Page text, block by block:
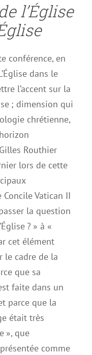
l’Église
conférence, en
dans le
l’accent sur la
; dimension qui
chrétienne,
Routhier
lors de cette
Vatican II
la question
? » à «
cet élément
le cadre de la
que sa
faite dans un
parce que la
était très
», que
comme